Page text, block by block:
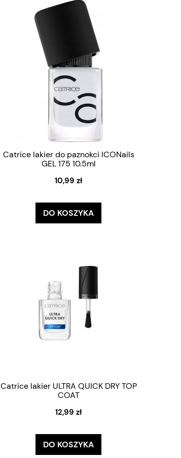
Catrice lakier do paznokci ICONails
GEL 175 10.5ml
10,99 zł
DO KOSZYKA
Catrice lakier ULTRA QUICK DRY TOP
COAT
12,99 zł
DO KOSZYKA